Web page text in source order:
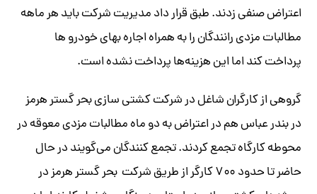
اعتراض صنفی زدند. طبق قرار داد مدیریت شرکت باید هر ماهه
مطالبات مزدی رانندگان را به همراه اجاره بهای خودرو ها
پرداخت کند اما این هزینه‌ها پرداخت نشده است.
گروهی از کارگران شاغل در شرکت کشتی سازی بحر گستر هرمز
در بندر عباس هم در اعتراض به دو ماه مطالبات مزدی معوقه در
محوطه کارگاه تجمع کردند. تجمع کنندگان می‌گویند در حال
حاضر تا حدود ۷۰۰ کارگر از طریق شرکت بحر گستر هرمز در